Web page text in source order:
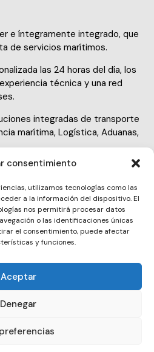
consentimiento
utilizamos tecnologías como las
a la información del dispositivo. El
nos permitirá procesar datos
o las identificaciones únicas
el consentimiento, puede afectar
y funciones.
Aceptar
Denegar
e íntegramente integrado, que
de servicios marítimos.
las 24 horas del día, los
técnica y una red
integradas de transporte
marítima, Logística, Aduanas,
Moll de Leida B4 43004